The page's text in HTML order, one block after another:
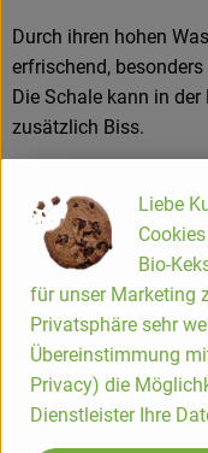
Durch ihren hohen
erfrischend,
Die Schale kann in
zusätzlich Biss.
– Frische Salate und
– Brotbeläge und
– Kalte Suppen oder
– Als knackige
Wissenswert:
Die Schlangengurke
Bitterstoffe bildet.
Liebe
Bio-
für unser Marketing
Privatsphäre sehr
Übereinstimmung
Privacy) die
Dienstleister Ihre